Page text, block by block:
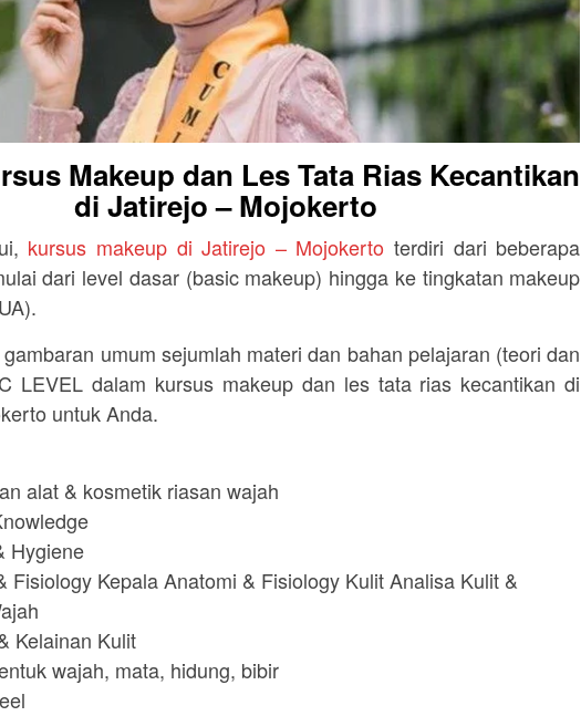
Makeup dan Les Tata Rias Kecantikan
di Jatirejo – Mojokerto
kursus makeup di Jatirejo – Mojokerto terdiri dari beberapa
dari level dasar (basic makeup) hingga ke tingkatan makeup
umum sejumlah materi dan bahan pelajaran (teori dan
LEVEL dalam kursus makeup dan les tata rias kecantikan di
untuk Anda.
alat & kosmetik riasan wajah
Hygiene
Fisiology Kepala Anatomi & Fisiology Kulit Analisa Kulit &
Kelainan Kulit
wajah, mata, hidung, bibir